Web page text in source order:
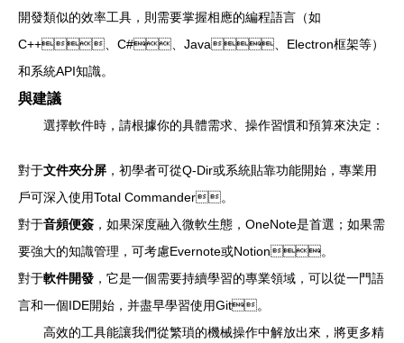
開發類似的效率工具，則需要掌握相應的編程語言（如
C++、C#、Java、Electron框架等）
和系統API知識。
與建議
選擇軟件時，請根據你的具體需求、操作習慣和預算來決定：
對于文件夾分屏 ，初學者可從Q-Dir或系統貼靠功能開始，專業用
戶可深入使用Total Commander。
對于音頻便簽 ，如果深度融入微軟生態，OneNote是首選；如果需
要強大的知識管理，可考慮Evernote或Notion。
對于軟件開發 ，它是一個需要持續學習的專業領域，可以從一門語
言和一個IDE開始，并盡早學習使用Git。
高效的工具能讓我們從繁瑣的機械操作中解放出來，將更多精